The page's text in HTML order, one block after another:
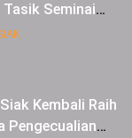
Seminai
Kembali Raih
Pengecualian